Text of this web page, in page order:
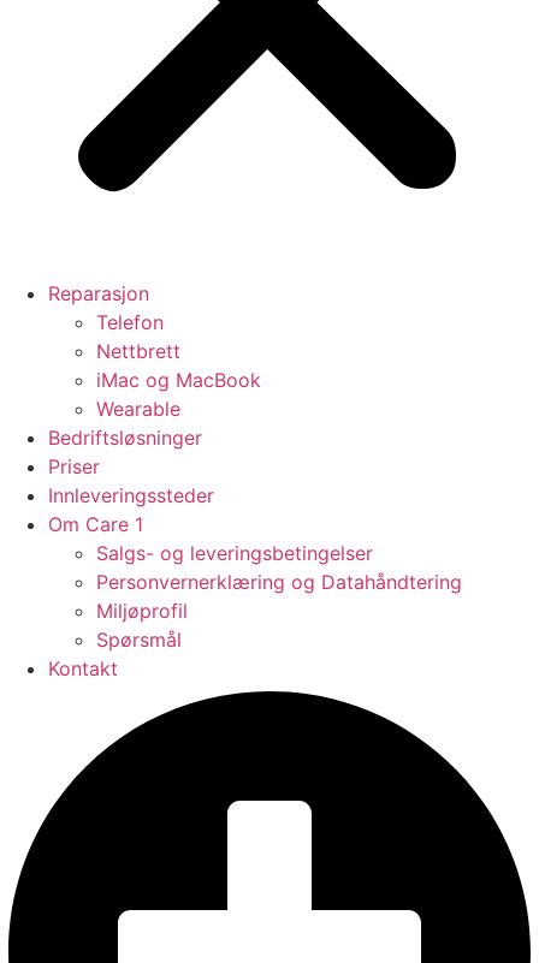
Reparasjon
Telefon
Nettbrett
iMac og MacBook
Wearable
Bedriftsløsninger
Priser
Innleveringssteder
Om Care 1
Salgs- og leveringsbetingelser
Personvernerklæring og Datahåndtering
Miljøprofil
Spørsmål
Kontakt